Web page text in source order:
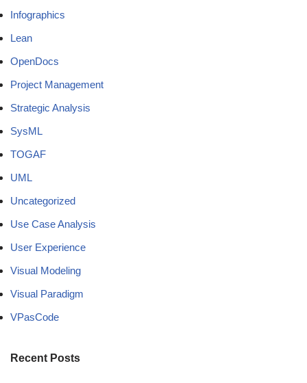
Infographics
Lean
OpenDocs
Project Management
Strategic Analysis
SysML
TOGAF
UML
Uncategorized
Use Case Analysis
User Experience
Visual Modeling
Visual Paradigm
VPasCode
Recent Posts